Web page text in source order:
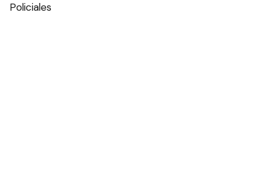
Policiales